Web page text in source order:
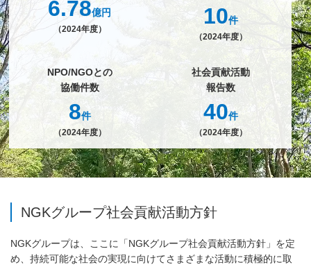
6.78億円
（2024年度）
10件
（2024年度）
NPO/NGOとの
協働件数
8件
（2024年度）
社会貢献活動
報告数
40件
（2024年度）
NGKグループ社会貢献活動方針
NGKグループは、ここに「NGKグループ社会貢献活動方針」を定
め、持続可能な社会の実現に向けてさまざまな活動に積極的に取